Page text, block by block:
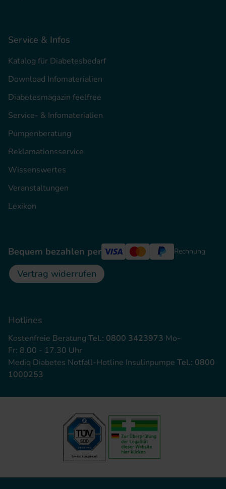
Service & Infos
Katalog für Diabetesbedarf
Download Infomaterialien
Diabetesmagazin feelfree
Service- & Infomaterialien
Pumpenberatung
Reklamationsservice
Wissenswertes
Veranstaltungen
Lexikon
Bequem bezahlen per Rechnung
Vertrag widerrufen
Hotlines
Kostenfreie Beratung Tel.: 0800 3423973 Mo-
Fr: 8.00 - 17.30 Uhr
Mediq Diabetes Notfall-Hotline Insulinpumpe Tel.: 0800
1000253